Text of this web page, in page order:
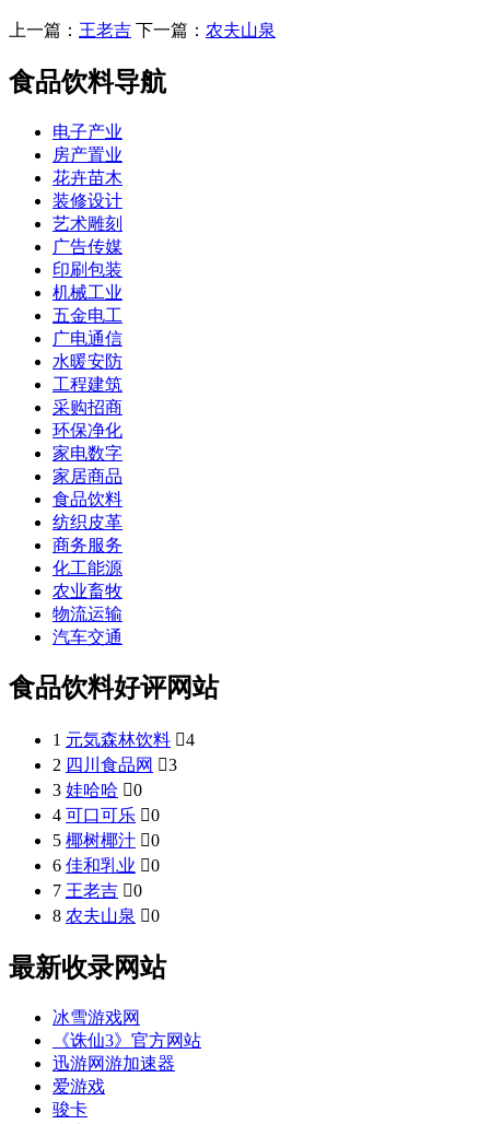
上一篇： 王老吉 下一篇： 农夫山泉
食品饮料导航
电子产业
房产置业
花卉苗木
装修设计
艺术雕刻
广告传媒
印刷包装
机械工业
五金电工
广电通信
水暖安防
工程建筑
采购招商
环保净化
家电数字
家居商品
食品饮料
纺织皮革
商务服务
化工能源
农业畜牧
物流运输
汽车交通
食品饮料好评网站
1 元気森林饮料 4
2 四川食品网 3
3 娃哈哈 0
4 可口可乐 0
5 椰树椰汁 0
6 佳和乳业 0
7 王老吉 0
8 农夫山泉 0
最新收录网站
冰雪游戏网
《诛仙3》官方网站
迅游网游加速器
爱游戏
骏卡